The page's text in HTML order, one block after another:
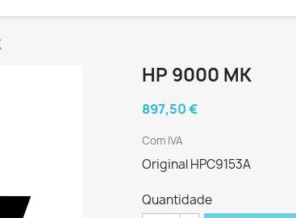
HP 9000 MK
897,50 €
Com IVA
Original HPC9153A
Quantidade